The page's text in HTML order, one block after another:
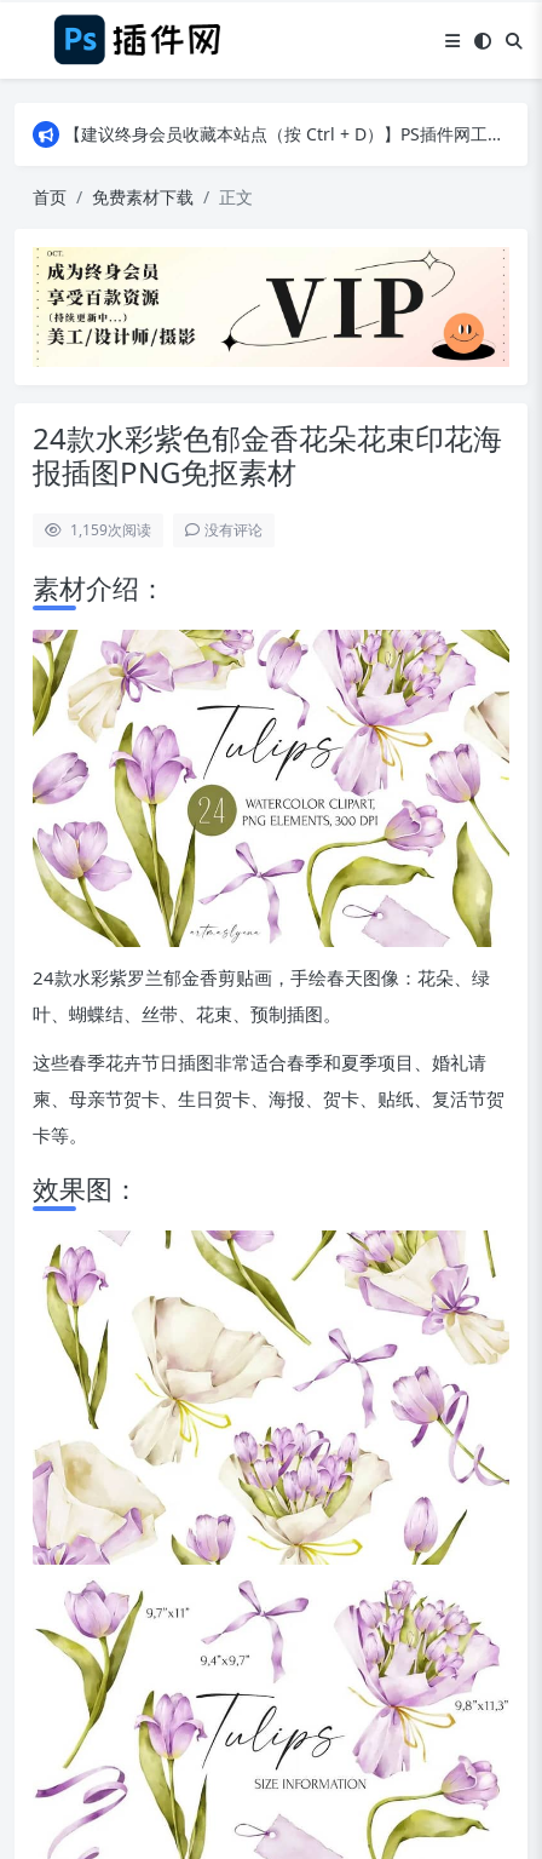
【建议终身会员收藏本站点（按 Ctrl + D）】PS插件网工作日8：30准时更新！（特殊原因除外）
【建议终身会员收藏本站点（按 Ctrl + D）】PS插件网工作日8：30准时更新！（特殊原因除外）
首页 免费素材下载 正文
24款水彩紫色郁金香花朵花束印花海
报插图PNG免抠素材
1,159次阅读 没有评论
素材介绍：
24款水彩紫罗兰郁金香剪贴画，手绘春天图像：花朵、绿
叶、蝴蝶结、丝带、花束、预制插图。
这些春季花卉节日插图非常适合春季和夏季项目、婚礼请
柬、母亲节贺卡、生日贺卡、海报、贺卡、贴纸、复活节贺
卡等。
效果图：